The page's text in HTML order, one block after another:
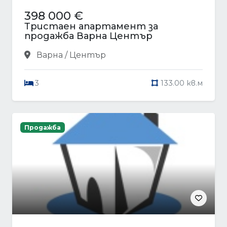
398 000 €
Тристаен апартамент за
продажба Варна Център
Варна / Център
3 133.00 кв.м
Продажба